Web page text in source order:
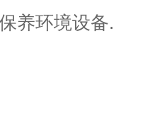
养环境设备.